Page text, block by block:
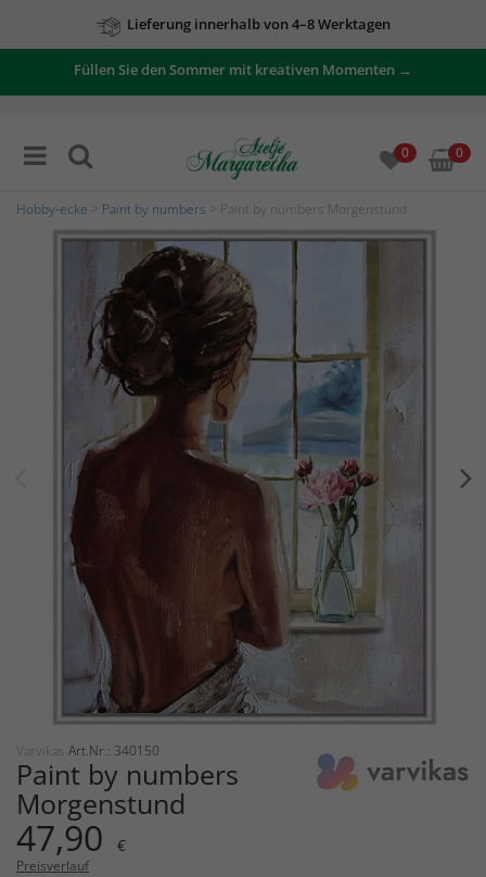
Lieferung innerhalb von 4–8 Werktagen
Füllen Sie den Sommer mit kreativen Momenten →
0 0
Hobby-ecke Paint by numbers > Paint by numbers Morgenstund
Varvikas Art.Nr.: 340150
Paint by numbers
Morgenstund
47,90 €
Preisverlauf